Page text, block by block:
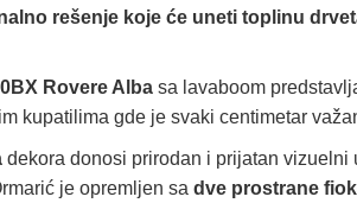
rešenje koje će uneti toplinu
Rovere Albasa lavaboom
kupatilima gde je svaki centimetar
dekora donosi prirodan i prijatan vizuelni
je opremljen sa dve prostrane